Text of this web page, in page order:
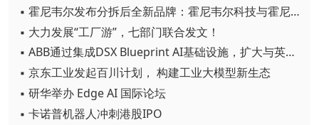
▪ 霍尼韦尔发布分拆后全新品牌：霍尼韦尔科技与霍尼韦尔航空航天
▪ 大力发展“工厂游”，七部门联合发文！
▪ ABB通过集成DSX Blueprint AI基础设施，扩大与英伟达的合作
▪ 京东工业发起百川计划， 构建工业大模型新生态
▪ 研华举办 Edge AI 国际论坛
▪ 卡诺普机器人冲刺港股IPO